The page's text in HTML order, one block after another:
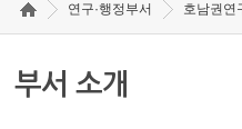
연구·행정부서 호남권연
부서 소개